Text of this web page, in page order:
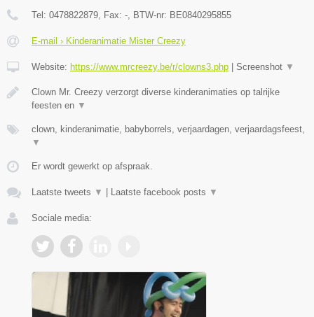
Tel: 0478822879, Fax: -, BTW-nr: BE0840295855
E-mail › Kinderanimatie Mister Creezy
Website: https://www.mrcreezy.be/r/clowns3.php Screenshot ▼
Clown Mr. Creezy verzorgt diverse kinderanimaties op talrijke
feesten en ▼
clown, kinderanimatie, babyborrels, verjaardagen, verjaardagsfeest,
▼
Er wordt gewerkt op afspraak.
Laatste tweets ▼ Laatste facebook posts ▼
Sociale media: